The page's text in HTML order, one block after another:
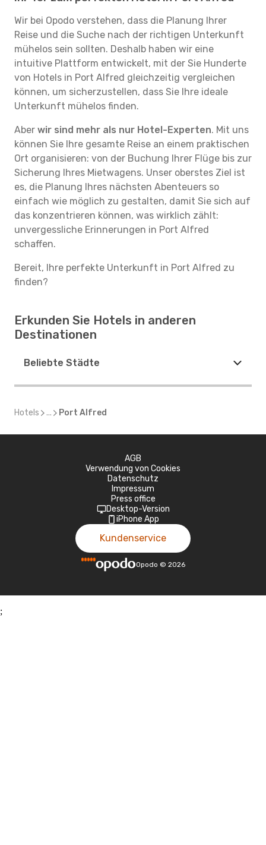
Wir bei Opodo verstehen, dass die Planung Ihrer
Reise und die Suche nach der richtigen Unterkunft
mühelos sein sollten. Deshalb haben wir eine
intuitive Plattform entwickelt, mit der Sie Hunderte
von Hotels in Port Alfred gleichzeitig vergleichen
können, um sicherzustellen, dass Sie Ihre ideale
Unterkunft mühelos finden.
Aber wir sind mehr als nur Hotel-Experten. Mit uns
können Sie Ihre gesamte Reise an einem praktischen
Ort organisieren: von der Buchung Ihrer Flüge bis zur
Sicherung Ihres Mietwagens. Unser oberstes Ziel ist
es, die Planung Ihres nächsten Abenteuers so
einfach wie möglich zu gestalten, damit Sie sich auf
das konzentrieren können, was wirklich zählt:
unvergessliche Erinnerungen in Port Alfred
schaffen.
Bereit, Ihre perfekte Unterkunft in Port Alfred zu
finden?
Erkunden Sie Hotels in anderen
Destinationen
Beliebte Städte
Hotels ... Port Alfred
AGB
Verwendung von Cookies
Datenschutz
Impressum
Press office
Desktop-Version
iPhone App
Kundenservice
Opodo © 2026
;